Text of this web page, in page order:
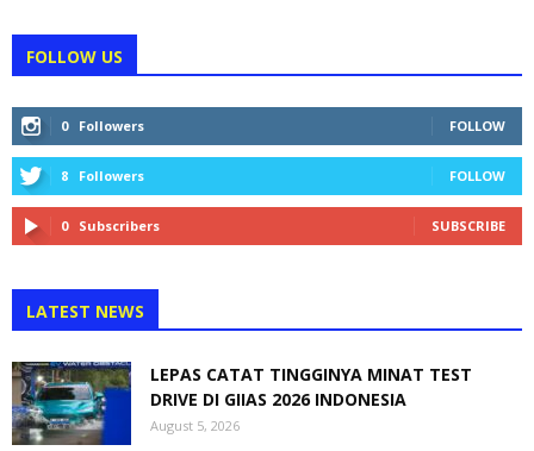
FOLLOW US
0 Followers FOLLOW
8 Followers FOLLOW
0 Subscribers SUBSCRIBE
LATEST NEWS
LEPAS CATAT TINGGINYA MINAT TEST
DRIVE DI GIIAS 2026 INDONESIA
August 5, 2026